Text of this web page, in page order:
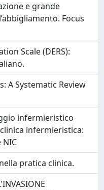
e grande
Focus
Scale (DERS):
A Systematic Review
infermieristico
infermieristica:
NIC
pratica clinica.